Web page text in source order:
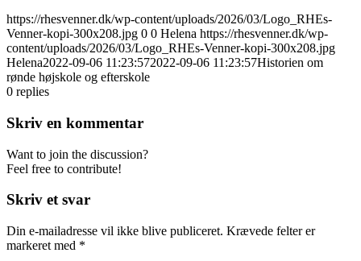
https://rhesvenner.dk/wp-content/uploads/2026/03/Logo_RHEs-
Venner-kopi-300x208.jpg 0 0 Helena https://rhesvenner.dk/wp-
content/uploads/2026/03/Logo_RHEs-Venner-kopi-300x208.jpg
Helena2022-09-06 11:23:572022-09-06 11:23:57Historien om
rønde højskole og efterskole
0 replies
Skriv en kommentar
Want to join the discussion?
Feel free to contribute!
Skriv et svar
Din e-mailadresse vil ikke blive publiceret. Krævede felter er
markeret med *